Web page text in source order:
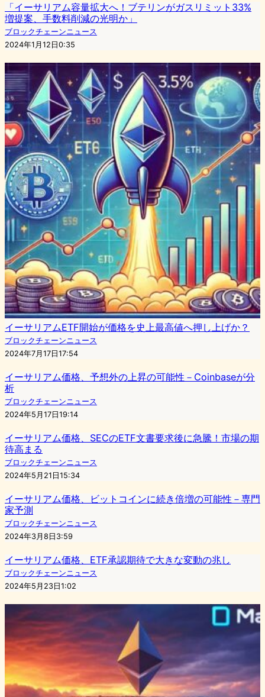
「イーサリアム容量拡大へ！ブテリンがガスリミット33%
増提案、手数料削減の光明か」
ブロックチェーンニュース
2024年1月12日0:35
イーサリアムETF開始が価格を史上最高値へ押し上げか？
ブロックチェーンニュース
2024年7月17日17:54
イーサリアム価格、予想外の上昇の可能性－Coinbaseが分
析
ブロックチェーンニュース
2024年5月17日19:14
イーサリアム価格、SECのETF文書要求後に急騰！市場の期
待高まる
ブロックチェーンニュース
2024年5月21日15:34
イーサリアム価格、ビットコインに続き倍増の可能性－専門
家予測
ブロックチェーンニュース
2024年3月8日3:59
イーサリアム価格、ETF承認期待で大きな変動の兆し
ブロックチェーンニュース
2024年5月23日1:02